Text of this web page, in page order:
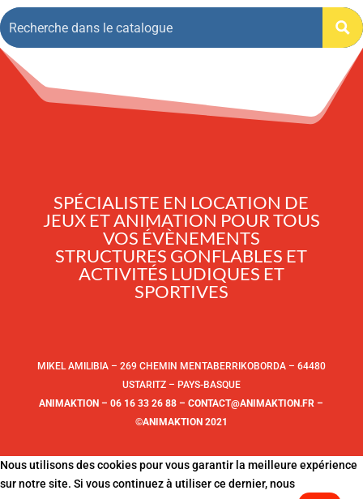
SPÉCIALISTE EN LOCATION DE
JEUX ET ANIMATION POUR TOUS
VOS ÉVÈNEMENTS
STRUCTURES GONFLABLES ET
ACTIVITÉS LUDIQUES ET
SPORTIVES
MIKEL AMILIBIA – 269 CHEMIN MENTABERRIKOBORDA – 64480
USTARITZ – PAYS-BASQUE
ANIMAKTION – 06 16 33 26 88 – CONTACT@ANIMAKTION.FR –
©ANIMAKTION 2021
Nous utilisons des cookies pour vous garantir la meilleure expérience
sur notre site. Si vous continuez à utiliser ce dernier, nous